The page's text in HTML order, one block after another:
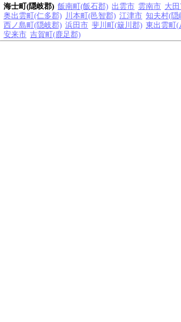
海士町(隠岐郡) 飯南町(飯石郡) 出雲市 雲南市 大
奥出雲町(仁多郡) 川本町(邑智郡) 江津市 知夫村(隠
西ノ島町(隠岐郡) 浜田市 斐川町(簸川郡) 東出雲町(
安来市 吉賀町(鹿足郡)